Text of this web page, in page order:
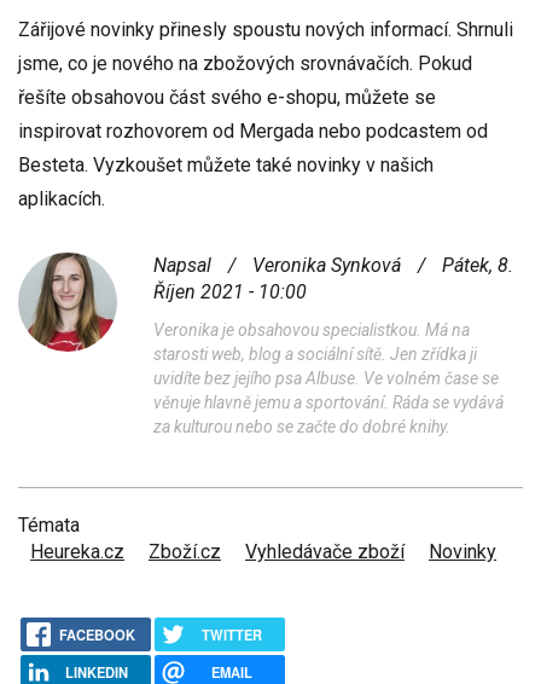
Zářijové novinky přinesly spoustu nových informací. Shrnuli
jsme, co je nového na zbožových srovnávačích. Pokud
řešíte obsahovou část svého e-shopu, můžete se
inspirovat rozhovorem od Mergada nebo podcastem od
Besteta. Vyzkoušet můžete také novinky v našich
aplikacích.
Napsal / Veronika Synková /
Pátek, 8.
Říjen 2021 - 10:00
Veronika je obsahovou specialistkou. Má na
starosti web, blog a sociální sítě. Jen zřídka ji
uvidíte bez jejího psa Albuse. Ve volném čase se
věnuje hlavně jemu a sportování. Ráda se vydává
za kulturou nebo se začte do dobré knihy.
Témata
Heureka.cz
Zboží.cz Vyhledávače zboží Novinky
FACEBOOK
TWITTER
LINKEDIN
EMAIL